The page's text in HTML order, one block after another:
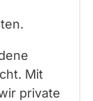
Mit
private